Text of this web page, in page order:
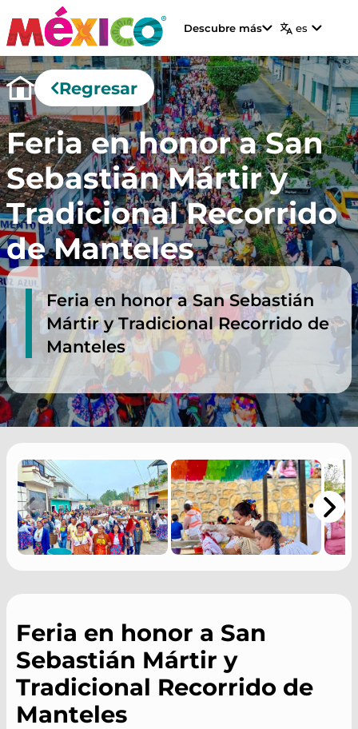
Descubre más es
Regresar
Feria en honor a San
Sebastián Mártir y
Tradicional Recorrido
de Manteles
Feria en honor a San Sebastián
Mártir y Tradicional Recorrido de
Manteles
Feria en honor a San
Sebastián Mártir y
Tradicional Recorrido de
Manteles